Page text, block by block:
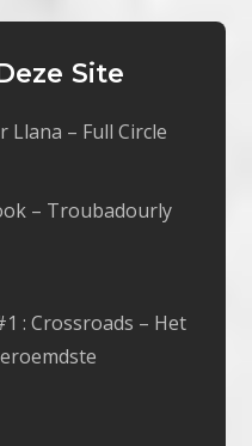
Site
Llana – Full Circle
– Troubadourly
: Crossroads – Het